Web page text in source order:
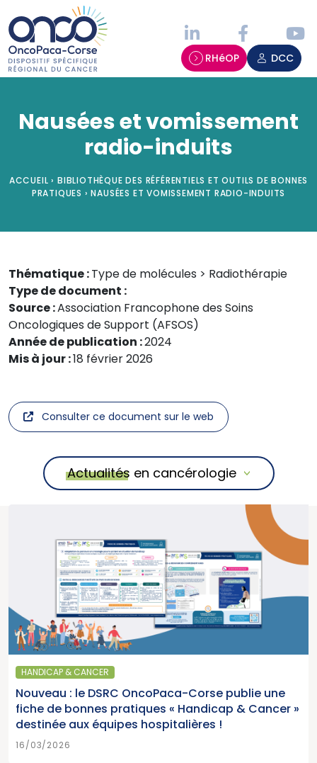
RHéOP DCC
Nausées et vomissement
radio-induits
ACCUEIL › BIBLIOTHÈQUE DES RÉFÉRENTIELS ET OUTILS DE BONNES
PRATIQUES › NAUSÉES ET VOMISSEMENT RADIO-INDUITS
Thématique :Type de molécules > Radiothérapie
Type de document :
Source :Association Francophone des Soins
Oncologiques de Support (AFSOS)
Année de publication :2024
Mis à jour :18 février 2026
Consulter ce document sur le web
Actualités en cancérologie
HANDICAP & CANCER
Nouveau : le DSRC OncoPaca-Corse publie une
fiche de bonnes pratiques « Handicap & Cancer »
destinée aux équipes hospitalières !
16/03/2026
Panneau de gestion des cookies